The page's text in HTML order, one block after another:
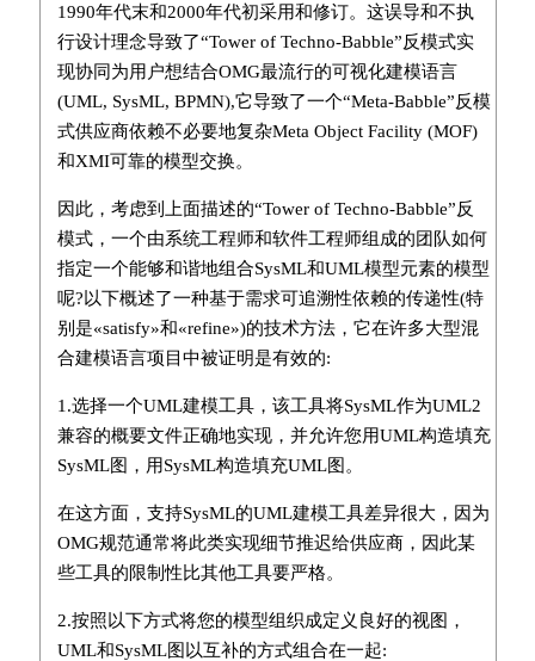
1990年代末和2000年代初采用和修订。这误导和不执
行设计理念导致了“Tower of Techno-Babble”反模式实
现协同为用户想结合OMG最流行的可视化建模语言
(UML, SysML, BPMN),它导致了一个“Meta-Babble”反模
式供应商依赖不必要地复杂Meta Object Facility (MOF)
和XMI可靠的模型交换。
因此，考虑到上面描述的“Tower of Techno-Babble”反
模式，一个由系统工程师和软件工程师组成的团队如何
指定一个能够和谐地组合SysML和UML模型元素的模型
呢?以下概述了一种基于需求可追溯性依赖的传递性(特
别是«satisfy»和«refine»)的技术方法，它在许多大型混
合建模语言项目中被证明是有效的:
1.选择一个UML建模工具，该工具将SysML作为UML2
兼容的概要文件正确地实现，并允许您用UML构造填充
SysML图，用SysML构造填充UML图。
在这方面，支持SysML的UML建模工具差异很大，因为
OMG规范通常将此类实现细节推迟给供应商，因此某
些工具的限制性比其他工具要严格。
2.按照以下方式将您的模型组织成定义良好的视图，
UML和SysML图以互补的方式组合在一起: